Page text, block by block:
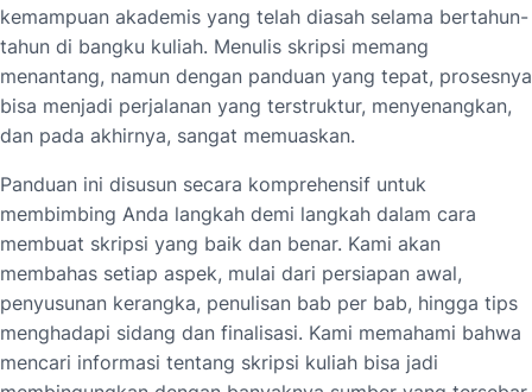
kemampuan akademis yang telah diasah selama bertahun-
tahun di bangku kuliah. Menulis skripsi memang
menantang, namun dengan panduan yang tepat, prosesnya
bisa menjadi perjalanan yang terstruktur, menyenangkan,
dan pada akhirnya, sangat memuaskan.
Panduan ini disusun secara komprehensif untuk
membimbing Anda langkah demi langkah dalam cara
membuat skripsi yang baik dan benar. Kami akan
membahas setiap aspek, mulai dari persiapan awal,
penyusunan kerangka, penulisan bab per bab, hingga tips
menghadapi sidang dan finalisasi. Kami memahami bahwa
mencari informasi tentang skripsi kuliah bisa jadi